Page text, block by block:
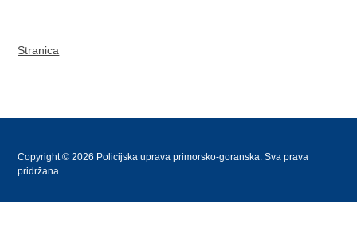
Stranica
Copyright © 2026 Policijska uprava primorsko-goranska. Sva prava
pridržana